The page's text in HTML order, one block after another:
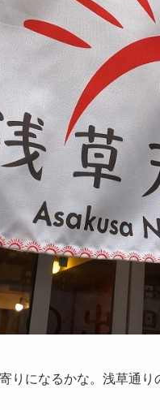
りになるかな。浅草通